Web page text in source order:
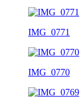
IMG_0771
IMG_0770